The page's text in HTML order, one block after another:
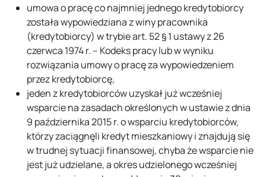
umowa o pracę co najmniej jednego kredytobiorcy
została wypowiedziana z winy pracownika
(kredytobiorcy) w trybie art. 52 § 1 ustawy z 26
czerwca 1974 r. – Kodeks pracy lub w wyniku
rozwiązania umowy o pracę za wypowiedzeniem
przez kredytobiorcę,
jeden z kredytobiorców uzyskał już wcześniej
wsparcie na zasadach określonych w ustawie z dnia
9 października 2015 r. o wsparciu kredytobiorców,
którzy zaciągnęli kredyt mieszkaniowy i znajdują się
w trudnej sytuacji finansowej, chyba że wsparcie nie
jest już udzielane, a okres udzielonego wcześniej